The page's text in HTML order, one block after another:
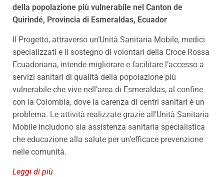
della popolazione più vulnerabile nel Canton de
Quirindé, Provincia di Esmeraldas, Ecuador
Il Progetto, attraverso un’Unità Sanitaria Mobile, medici
specializzati e il sostegno di volontari della Croce Rossa
Ecuadoriana, intende migliorare e facilitare l’accesso a
servizi sanitari di qualità della popolazione più
vulnerabile che vive nell’area di Esmeraldas, al confine
con la Colombia, dove la carenza di centri sanitari è un
problema. Le attività realizzate grazie all’Unità Sanitaria
Mobile includono sia assistenza sanitaria specialistica
che educazione alla salute per un’efficace prevenzione
nelle comunità.
Leggi di più